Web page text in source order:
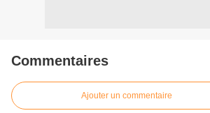
Commentaires
Ajouter un commentaire